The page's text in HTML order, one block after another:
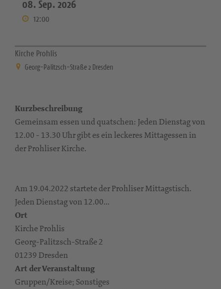
08. Sep. 2026
12:00
Kirche Prohlis
Georg-Palitzsch-Straße 2 Dresden
Kurzbeschreibung
Gemeinsam essen und quatschen: Jeden Dienstag von
12.00 - 13.30 Uhr gibt es ein leckeres Mittagessen in
der Prohliser Kirche.
Am 19.04.2022 startete der Prohliser Mittagstisch.
Jeden Dienstag von 12.00...
Ort
Kirche Prohlis
Georg-Palitzsch-Straße 2
01239 Dresden
Art der Veranstaltung
Gruppen/Kreise; Sonstiges